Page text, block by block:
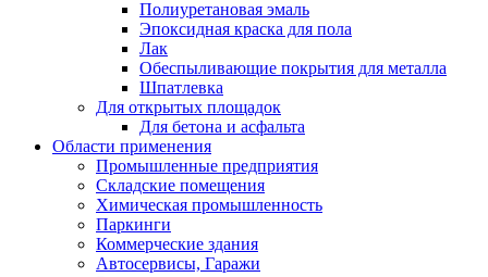
Полиуретановая эмаль
Эпоксидная краска для пола
Лак
Обеспыливающие покрытия для металла
Шпатлевка
Для открытых площадок
Для бетона и асфальта
Области применения
Промышленные предприятия
Складские помещения
Химическая промышленность
Паркинги
Коммерческие здания
Автосервисы, Гаражи